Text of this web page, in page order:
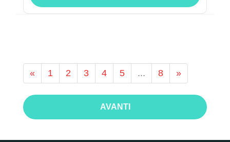
« 1 2 3 4 5 ... 8 »
AVANTI